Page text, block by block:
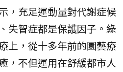
，充足運動量對代謝症候
失智症都是保護因子。綠
上，從十多年前的園藝療
，不但運用在舒緩都市人